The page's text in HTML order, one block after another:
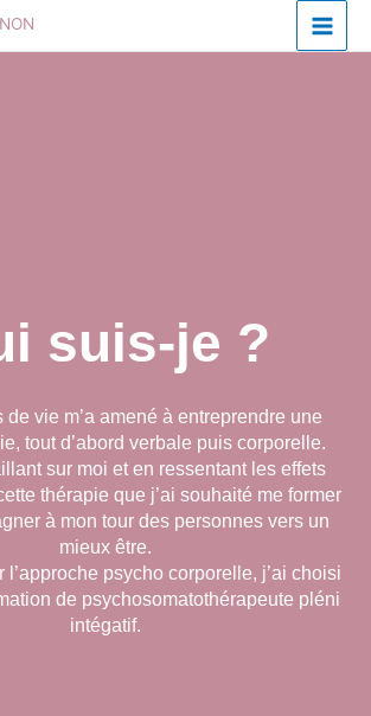
suis-je ?
de vie m’a amené à entreprendre une
tout d’abord verbale puis corporelle.
sur moi et en ressentant les effets
thérapie que j’ai souhaité me former
à mon tour des personnes vers un
mieux être.
l’approche psycho corporelle, j’ai choisi
de psychosomatothérapeute pléni
intégatif.